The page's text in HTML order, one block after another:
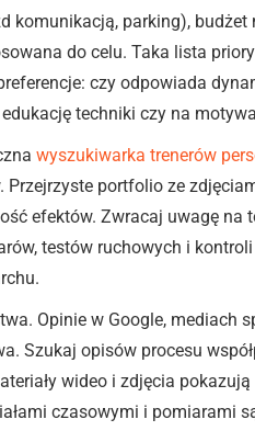
komunikacją, parking),
do celu. Taka lista
czy odpowiada
techniki czy na
wyszukiwarka trenerów
portfolio ze
efektów. Zwracaj uwagę na
testów ruchowych i
Opinie w Google, mediach
Szukaj opisów procesu
wideo i zdjęcia
czasowymi i pomiarami